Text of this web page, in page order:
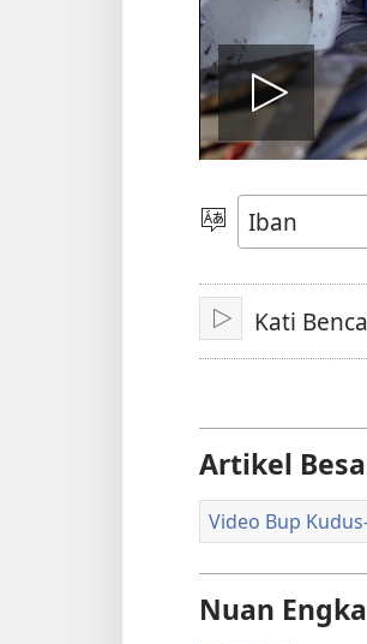
Pilih
Jaku
Pasang
Kati
Artikel
Video Bup
Nuan